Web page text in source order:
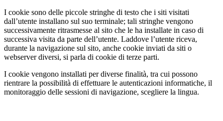
I cookie sono delle piccole stringhe di testo che i siti visitati
dall’utente installano sul suo terminale; tali stringhe vengono
successivamente ritrasmesse al sito che le ha installate in caso di
successiva visita da parte dell’utente. Laddove l’utente riceva,
durante la navigazione sul sito, anche cookie inviati da siti o
webserver diversi, si parla di cookie di terze parti.
I cookie vengono installati per diverse finalità, tra cui possono
rientrare la possibilità di effettuare le autenticazioni informatiche, il
monitoraggio delle sessioni di navigazione, scegliere la lingua.